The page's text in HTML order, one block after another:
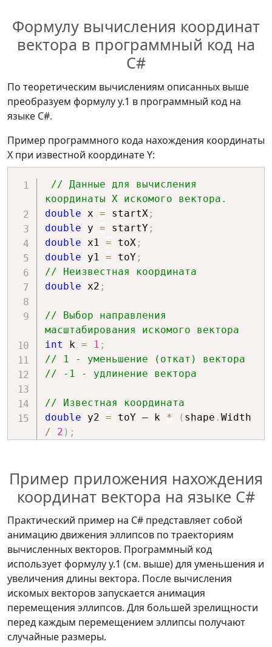
Формулу вычисления координат
вектора в программный код на
C#
По теоретическим вычислениям описанных выше
преобразуем формулу у.1 в программный код на
языке C#.
Пример программного кода нахождения координаты
X при известной координате Y:
// Данные для вычисления
координаты X искомого вектора.
double x = startX ;
double y = startY;
double x1 = toX ;
double y1 = toY;
// Неизвестная координата
double x2 ;
// Выбор направления
масштабирования искомого вектора
int k = 1 ;
// 1 - уменьшение (откат) вектора
// -1 - удлинение вектора
// Известная координата
double y2 = toY – k * ( shape .
/
2 ) ;
координаты.
x2
x1 y1
-
y) + x;
Пример приложения нахождения
координат вектора на языке C#
Практический пример на C# представляет собой
анимацию движения эллипсов по траекториям
вычисленных векторов. Программный код
использует формулу у.1 (см. выше) для уменьшения и
увеличения длины вектора. После вычисления
искомых векторов запускается анимация
перемещения эллипсов. Для большей зрелищности
перед каждым перемещением эллипсы получают
случайные размеры.